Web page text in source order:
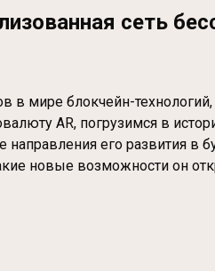
сеть
мире блокчейн-
AR, погрузимся в
его развития в
новые возможности он